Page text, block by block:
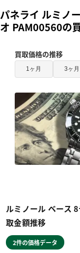
パネライ ルミノ
オ PAM00560の
買取価格の推移
1ヶ月 3ヶ月
ルミノール ベース
取金額推移
2件の価格データ